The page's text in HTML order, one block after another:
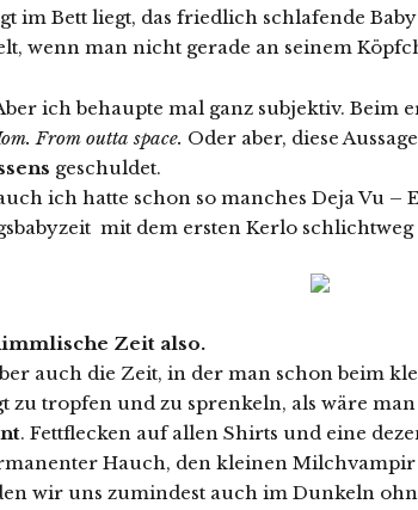
im Bett liegt, das friedlich schlafende
wenn man nicht gerade an seinem
ich behaupte mal ganz subjektiv. Beim
From outta space. Oder aber, diese
geschuldet.
ich hatte schon so manches Deja Vu –
mit dem ersten Kerlo schlichtweg
Zeit also.
auch die Zeit, in der man schon beim
zu tropfen und zu sprenkeln, als wäre man
. Fettflecken auf allen Shirts und eine
Hauch, den kleinen
wir uns zumindest auch im Dunkeln